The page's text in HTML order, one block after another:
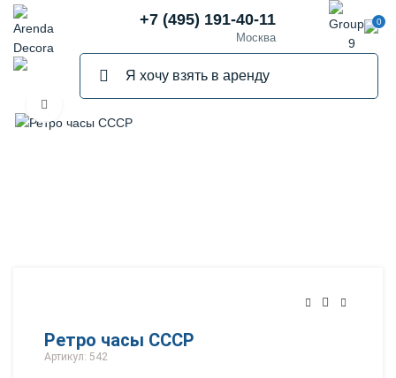
+7 (495) 191-40-11
Москва
0
Ретро часы СССР
Артикул: 542